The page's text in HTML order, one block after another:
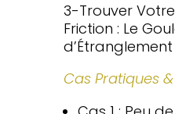
3-Trouver
Friction : Le
d’Étranglement
Cas Pratiques